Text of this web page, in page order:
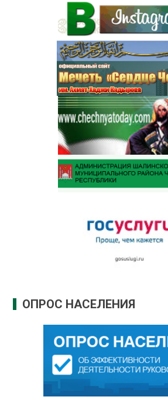
ОПРОС НАСЕЛЕНИЯ